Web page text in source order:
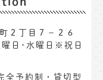
２丁目７−２６
日･水曜日※祝日
全予約制・貸切型